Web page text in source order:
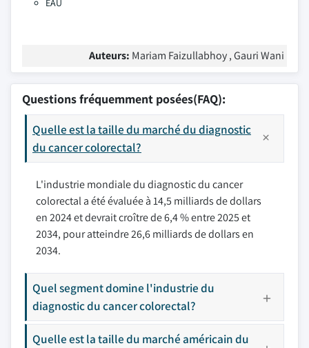
EAU
Auteurs: Mariam Faizullabhoy , Gauri Wani
Questions fréquemment posées(FAQ):
Quelle est la taille du marché du diagnostic
du cancer colorectal?
L'industrie mondiale du diagnostic du cancer
colorectal a été évaluée à 14,5 milliards de dollars
en 2024 et devrait croître de 6,4 % entre 2025 et
2034, pour atteindre 26,6 milliards de dollars en
2034.
Quel segment domine l'industrie du
diagnostic du cancer colorectal?
Quelle est la taille du marché américain du